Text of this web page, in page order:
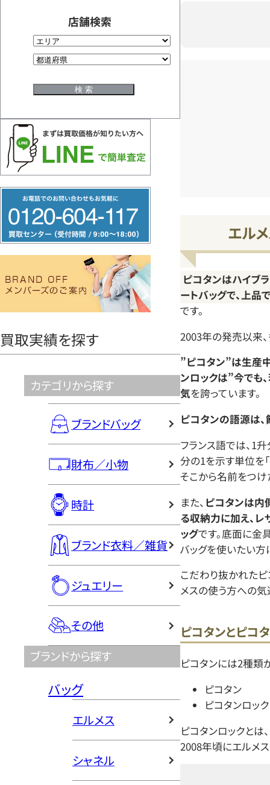
店舗検索
リ
ー
ヤ
買取実績を探す
カテゴリから探す
ブランドバッグ
財布／小物
時計
ブランド衣料／雑貨
ジュエリー
その他
ブランドから探す
バッグ
エルメス
シャネル
エル
ピコタンはハイブ
ートバッグで、上
です。
2003年の発売以来、
”ピコタン”は生産
ンロックは”今でも
気を誇っています。
ピコタンの語源は
フランス語では、1
分の1を示す単位を「
そこから名前をつけ
また、 ピコタンは内
る収納力に加え、
ッグです。底面に金
バッグを使いたい方
こだわり抜かれたピ
メスの使う方への気
ピコタンとピコ
ピコタンには2種類
ピコタン
ピコタンロック
ピコタンロックとは
2008年頃にエルメ